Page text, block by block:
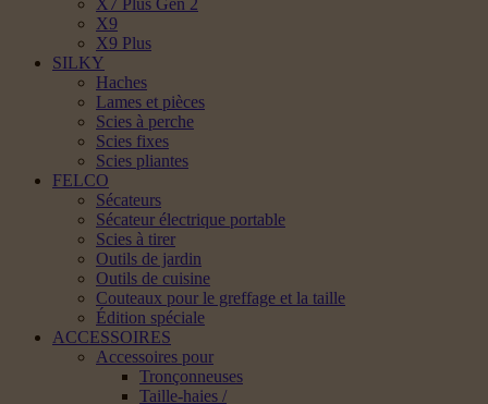
X7 Plus Gen 2
X9
X9 Plus
SILKY
Haches
Lames et pièces
Scies à perche
Scies fixes
Scies pliantes
FELCO
Sécateurs
Sécateur électrique portable
Scies à tirer
Outils de jardin
Outils de cuisine
Couteaux pour le greffage et la taille
Édition spéciale
ACCESSOIRES
Accessoires pour
Tronçonneuses
Taille-haies /